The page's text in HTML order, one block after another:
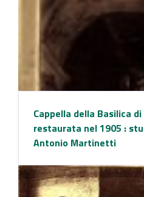
Cappella della Basilica
restaurata nel 1905 :
Antonio Martinetti